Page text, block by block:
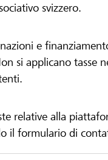
svizzero.
e
si applicano
relative alla
il formulario di